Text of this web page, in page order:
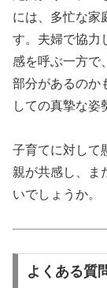
には、多忙な家
す。夫婦で協力
感を呼ぶ一方で
部分があるのか
しての真摯な姿
子育てに対して
親が共感し、ま
いでしょうか。
よくある質